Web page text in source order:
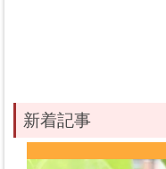
新着記事